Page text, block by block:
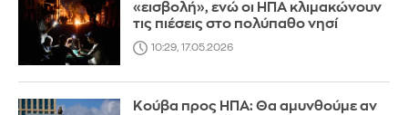
«εισβολή», ενώ οι ΗΠΑ κλιμακώνουν
τις πιέσεις στο πολύπαθο νησί
10:29, 17.05.2026
Κούβα προς ΗΠΑ: Θα αμυνθούμε αν